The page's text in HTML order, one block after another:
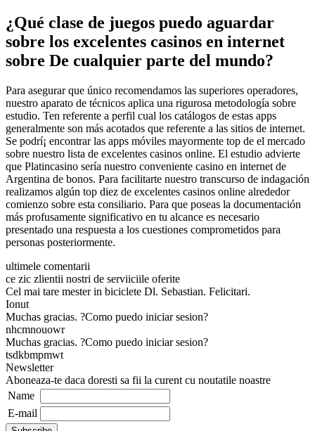
¿Qué clase de juegos puedo aguardar
sobre los excelentes casinos en internet
sobre De cualquier parte del mundo?
Para asegurar que único recomendamos las superiores operadores,
nuestro aparato de técnicos aplica una rigurosa metodología sobre
estudio. Ten referente a perfil cual los catálogos de estas apps
generalmente son más acotados que referente a las sitios de internet.
Se podrí¡ encontrar las apps móviles mayormente top de el mercado
sobre nuestro lista de excelentes casinos online. El estudio advierte
que Platincasino serí­a nuestro conveniente casino en internet de
Argentina de bonos. Para facilitarte nuestro transcurso de indagación
realizamos algún top diez de excelentes casinos online alrededor
comienzo sobre esta consiliario. Para que poseas la documentación
más profusamente significativo en tu alcance es necesario
presentado una respuesta a los cuestiones comprometidos para
personas posteriormente.
ultimele comentarii
ce zic zlientii nostri de serviiciile oferite
Cel mai tare mester in biciclete Dl. Sebastian. Felicitari.
Ionut
Muchas gracias. ?Como puedo iniciar sesion?
nhcmnouowr
Muchas gracias. ?Como puedo iniciar sesion?
tsdkbmpmwt
Newsletter
Aboneaza-te daca doresti sa fii la curent cu noutatile noastre
Name
E-mail